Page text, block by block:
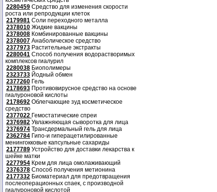
2280459 Средство для изменения скорости
роста или репродукции клеток
2179981 Соли переходного металла
2378010 Жидкие вакцины
2378008 Комбинированные вакцины
2378007 Анаболическое средство
2377973 Растительные экстракты
2280041 Способ получения водорастворимых
комплексов гиалурил
2280038 Биополимеры
2323733 Йодный обмен
2377260 Гель
2178693 Противовирусное средство на основе
гиалуроновой кислоты
2178692 Облегчающие зуд косметическое
средство
2377022 Гемостатические спреи
2376982 Увлажняющая сыворотка для лица
2376974 Трансдермальный гель для лица
2362784 Гипо-и гиперацетилированные
менингокковые капсульные сахариды
2177789 Устройство для доставки лекарства к
шейке матки
2277954 Крем для лица омолаживающий
2376378 Способ получения метионина
2177332 Биоматериал для предотвращения
послеоперационных спаек, с производной
гиалуроновой кислотой